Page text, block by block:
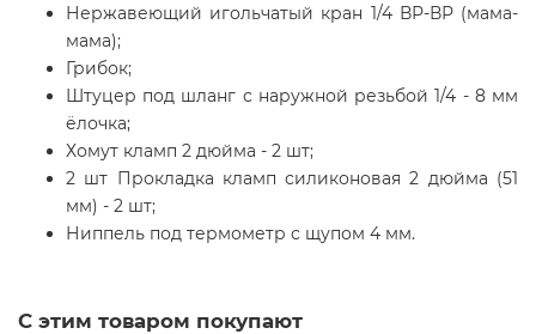
Нержавеющий игольчатый кран 1/4 ВР-ВР (мама-
мама);
Грибок;
Штуцер под шланг с наружной резьбой 1/4 - 8 мм
ёлочка;
Хомут кламп 2 дюйма - 2 шт;
2 шт Прокладка кламп силиконовая 2 дюйма (51
мм) - 2 шт;
Ниппель под термометр с щупом 4 мм.
С этим товаром покупают